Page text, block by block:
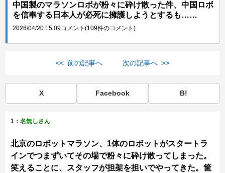
中国製のマラソンロボが粉々に砕け散った件、中国ロボ
を信奉する日本人が必死に擁護しようとするも……
2026/04/20 15:09コメント(109件のコメント)
<< 前の記事へ 次の記事へ >>
X Facebook B!
1：名無しさん
北京のロボットマラソン、1体のロボットがスタートラ
インでつまずいてその場で粉々に砕け散ってしまった。
笑えることに、スタッフが担架を担いでやってきた。筐